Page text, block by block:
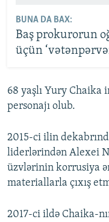
BUNA DA BAX:
Baş prokurorun
üçün
68 yaşlı Yury Chaika
personajı olub.
2015-ci ilin
liderlərindən Alexei
üzvlərinin korrusiya
materiallarla çıxış
2017-ci ildə Chaika-